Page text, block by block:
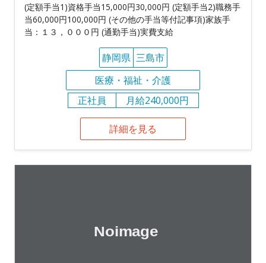
(定額手当1)資格手当15,000円30,000円 (定額手当2)職務手
当60,000円100,000円 (その他の手当等付記事項)家族手
当：１３，０００円 (通勤手当)実費支給
静岡県 三島市
医療・福祉・介護
正社員
月給240,000円
詳細を見る